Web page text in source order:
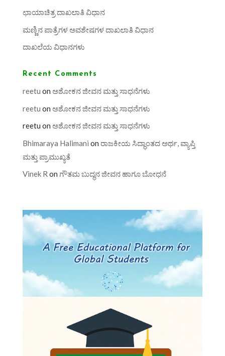
ಛಾಯಾಚಿತ್ರ ದಾಖಲಾತಿ ವಿಧಾನ
ಮಣ್ಣಿನ ಪಾತ್ರೆಗಳ ಅವಶೇಷಗಳ ದಾಖಲಾತಿ ವಿಧಾನ
ದಾಖಲೆಯ ವಿಧಾನಗಳು
Recent Comments
reetu on ಅಶೋಕನ ಜೀವನ ಮತ್ತು ಸಾಧನೆಗಳು
reetu on ಅಶೋಕನ ಜೀವನ ಮತ್ತು ಸಾಧನೆಗಳು
reetu on ಅಶೋಕನ ಜೀವನ ಮತ್ತು ಸಾಧನೆಗಳು
Bhimaraya Halimani on ರಾಜಕೀಯ ಸಿದ್ಧಾಂತದ ಅರ್ಥ, ವ್ಯಾಪ್ತಿ
ಮತ್ತು ಪ್ರಾಮುಖ್ಯತೆ
Vinek R on ಗೌತಮ ಬುದ್ಧನ ಜೀವನ ಹಾಗೂ ಬೋಧನೆ